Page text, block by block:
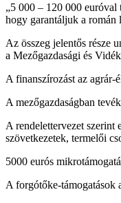
„5 000 – 120 000 euróval
hogy garantáljuk a román
Az összeg jelentős része
a Mezőgazdasági és
A finanszírozást az
A mezőgazdaságban
A rendelettervezet szerint
szövetkezetek, termelői
5000 eurós
A forgótőke-támogatások